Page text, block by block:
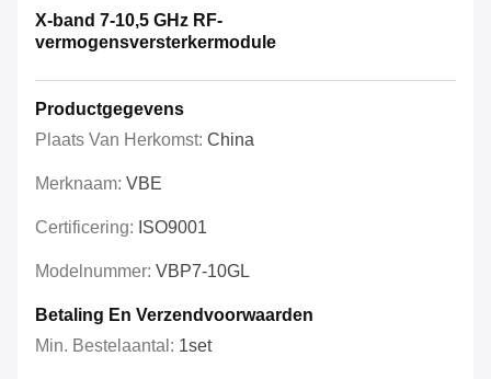
X-band 7-10,5 GHz RF-
vermogensversterkermodule
Productgegevens
Plaats Van Herkomst: China
Merknaam: VBE
Certificering: ISO9001
Modelnummer: VBP7-10GL
Betaling En Verzendvoorwaarden
Min. Bestelaantal: 1set